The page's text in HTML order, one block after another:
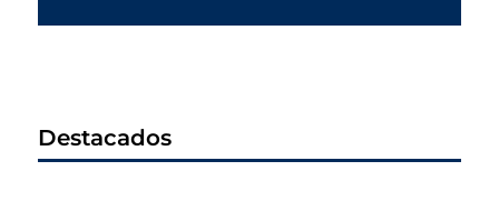
Destacados